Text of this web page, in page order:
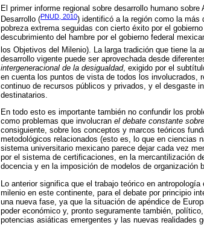
El primer informe regional sobre desarrollo humano
Desarrollo (PNUD, 2010) identificó a la región como la más
pobreza extrema seguidas con cierto éxito por el
descubrimiento del hambre por el gobierno federal
los Objetivos del Milenio). La larga tradición que tiene la
desarrollo vigente puede ser aprovechada desde
intergeneracional de la desigualdad, exigido por el
en cuenta los puntos de vista de todos los involucrados,
continuo de recursos públicos y privados, y el desgaste
destinatarios.
En todo esto es importante también no confundir los
como problemas que involucran el debate constante
consiguiente, sobre los conceptos y marcos teóricos
metodológicos relacionados (esto es, lo que en ciencias
sistema universitario mexicano parece dejar cada vez
por el sistema de certificaciones, en la mercantilización
docencia y en la imposición de modelos de organización
Lo anterior significa que el trabajo teórico en
milenio en este continente, para el debate por principio
una nueva fase, ya que la situación de apéndice de
poder económico y, pronto seguramente también,
potencias asiáticas emergentes y las nuevas realidades